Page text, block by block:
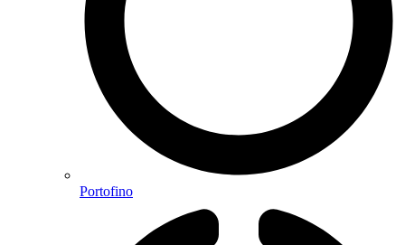
Portofino